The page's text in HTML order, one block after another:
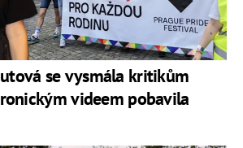
se vysmála kritikům
videem pobavila